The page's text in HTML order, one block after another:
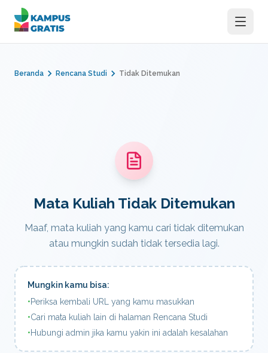
Langsung ke konten utama
Beranda Rencana Studi Tidak Ditemukan
Mata Kuliah Tidak Ditemukan
Maaf, mata kuliah yang kamu cari tidak ditemukan
atau mungkin sudah tidak tersedia lagi.
Mungkin kamu bisa:
•Periksa kembali URL yang kamu masukkan
•Cari mata kuliah lain di halaman Rencana Studi
•Hubungi admin jika kamu yakin ini adalah kesalahan